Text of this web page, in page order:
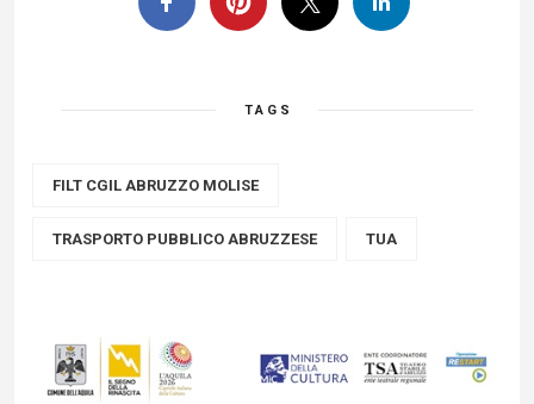
TAGS
FILT CGIL ABRUZZO MOLISE
TRASPORTO PUBBLICO ABRUZZESE TUA